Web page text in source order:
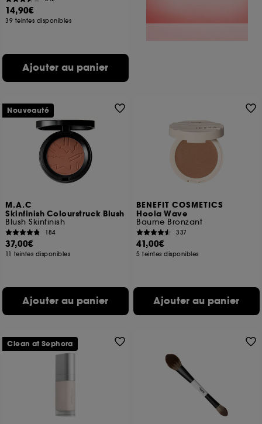
14,90€
39 teintes disponibles
Ajouter au panier
M.A.C
Skinfinish Colourstruck Blush
Blush Skinfinish
184
37,00€
11 teintes disponibles
Ajouter au panier
Nouveauté
BENEFIT COSMETICS
Hoola Wave
Baume Bronzant
337
41,00€
5 teintes disponibles
Ajouter au panier
Clean at Sephora